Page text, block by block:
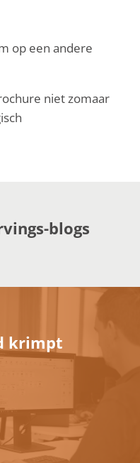
op een andere
niet zomaar
blogs
krimpt